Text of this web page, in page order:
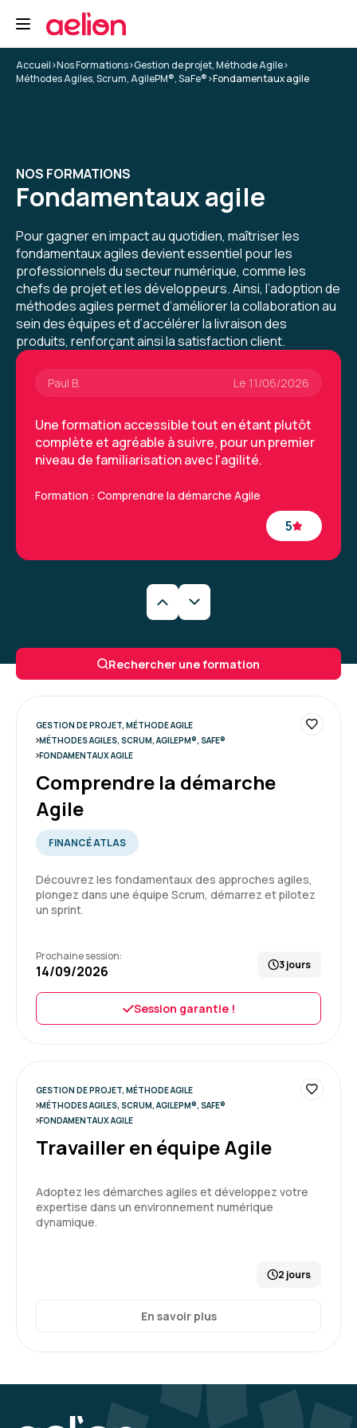
Accueil>Nos Formations>Gestion de projet, Méthode Agile>
Méthodes Agiles, Scrum, AgilePM®, SaFe®>Fondamentaux agile
NOS FORMATIONS
Fondamentaux agile
Pour gagner en impact au quotidien, maîtriser les
fondamentaux agiles devient essentiel pour les
professionnels du secteur numérique, comme les
chefs de projet et les développeurs. Ainsi, l’adoption de
méthodes agiles permet d’améliorer la collaboration au
sein des équipes et d’accélérer la livraison des
produits, renforçant ainsi la satisfaction client.
5
n'est pas adaptable à mon cas (start-up 8p dont
intéressantes à intégrer progressivement.
4
Bien, cela a clarifié beaucoup de chose et je
vois mieux ce qui peut et ne peut pas être
appliqué dans notre cas.
Formation : Comprendre la démarche Agile
Paul B. Le 11/06/2026
5
Une formation accessible tout en étant plutôt
complète et agréable à suivre, pour un premier
niveau de familiarisation avec l'agilité.
Formation : Comprendre la démarche Agile
Très bien, beaucoup d'exercices pratiques.
Animatrice très compétente.
Mehedi S.
Très bon formateur et excellente approche
pédagogique.
Excellente formation, très interactif et très
complète.
Formation : Comprendre la démarche Agile
A rendre le contenu plus concret via des
exercices pratiques et des RETEX dans des
organisations
Rechercher une formation
GESTION DE PROJET, MÉTHODE AGILE
MÉTHODES AGILES, SCRUM, AGILEPM®, SAFE®
FONDAMENTAUX AGILE
Comprendre la démarche
Agile
FINANCÉ ATLAS
Découvrez les fondamentaux des approches agiles,
plongez dans une équipe Scrum, démarrez et pilotez
un sprint.
Prochaine session:
14/09/2026 3 jours
Session garantie !
GESTION DE PROJET, MÉTHODE AGILE
MÉTHODES AGILES, SCRUM, AGILEPM®, SAFE®
FONDAMENTAUX AGILE
Travailler en équipe Agile
Adoptez les démarches agiles et développez votre
expertise dans un environnement numérique
dynamique.
2 jours
En savoir plus